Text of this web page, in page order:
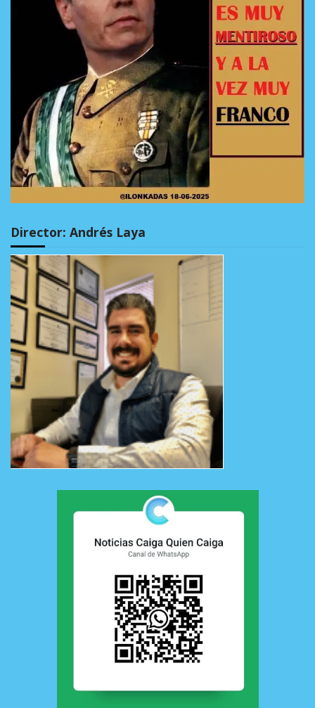
Director: Andrés Laya